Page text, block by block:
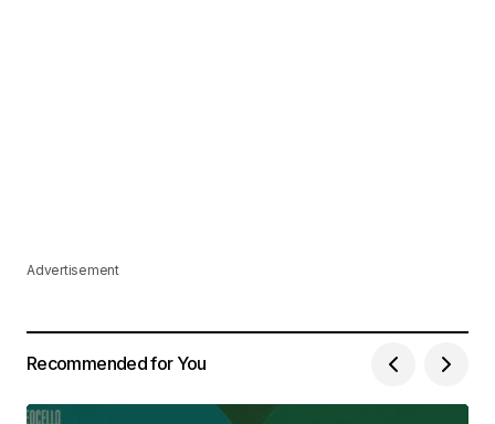
Advertisement
Recommended for You